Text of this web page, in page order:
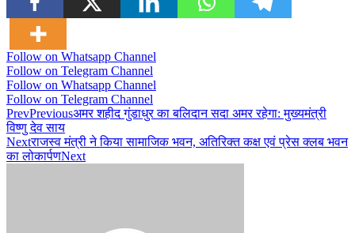
Follow on Whatsapp Channel
Follow on Telegram Channel
Follow on Whatsapp Channel
Follow on Telegram Channel
PrevPreviousअमर शहीद गुंडाधुर का बलिदान सदा अमर रहेगा: मुख्यमंत्री
विष्णु देव साय
Nextराजस्व मंत्री ने किया सामाजिक भवन, अतिरिक्त कक्ष एवं प्रेस क्लब भवन
का लोकार्पणNext